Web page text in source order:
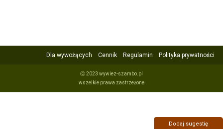
Dla wywożących Cennik Regulamin Polityka prywatności
ⓒ 2023 wywiez-szambo.pl
wszelkie prawa zastrzeżone
Dodaj sugestię